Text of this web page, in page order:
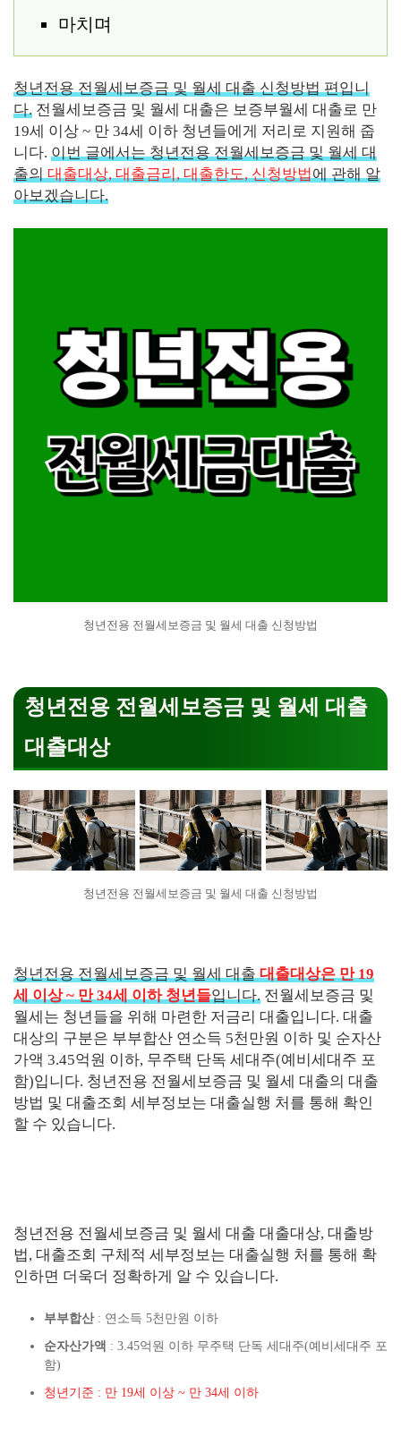
마치며
청년전용 전월세보증금 및 월세 대출 신청방법 편입니
다. 전월세보증금 및 월세 대출은 보증부월세 대출로 만
19세 이상 ~ 만 34세 이하 청년들에게 저리로 지원해 줍
니다. 이번 글에서는 청년전용 전월세보증금 및 월세 대
출의대출대상, 대출금리, 대출한도, 신청방법에 관해 알
아보겠습니다.
청년전용 전월세보증금 및 월세 대출 신청방법
청년전용 전월세보증금 및 월세 대출
대출대상
청년전용 전월세보증금 및 월세 대출 신청방법
청년전용 전월세보증금 및 월세 대출대출대상은 만 19
세 이상 ~ 만 34세 이하 청년들입니다. 전월세보증금 및
월세는 청년들을 위해 마련한 저금리 대출입니다. 대출
대상의 구분은 부부합산 연소득 5천만원 이하 및 순자산
가액 3.45억원 이하, 무주택 단독 세대주(예비세대주 포
함)입니다. 청년전용 전월세보증금 및 월세 대출의 대출
방법 및 대출조회 세부정보는 대출실행 처를 통해 확인
할 수 있습니다.
청년전용 전월세보증금 및 월세 대출 대출대상, 대출방
법, 대출조회 구체적 세부정보는 대출실행 처를 통해 확
인하면 더욱더 정확하게 알 수 있습니다.
부부합산: 연소득 5천만원 이하
순자산가액 : 3.45억원 이하 무주택 단독 세대주(예비세대주 포
함)
청년기준 : 만 19세 이상 ~ 만 34세 이하